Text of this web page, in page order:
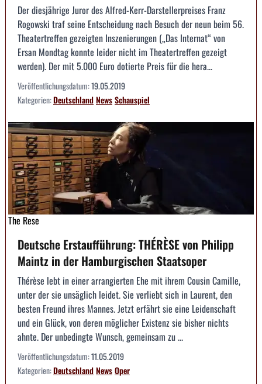
Der diesjährige Juror des Alfred-Kerr-Darstellerpreises Franz
Rogowski traf seine Entscheidung nach Besuch der neun beim 56.
Theatertreffen gezeigten Inszenierungen („Das Internat“ von
Ersan Mondtag konnte leider nicht im Theatertreffen gezeigt
werden). Der mit 5.000 Euro dotierte Preis für die hera...
Veröffentlichungsdatum:19.05.2019
Kategorien:DeutschlandNewsSchauspiel
The Rese
Deutsche Erstaufführung: THÉRÈSE von Philipp
Maintz in der Hamburgischen Staatsoper
Thérèse lebt in einer arrangierten Ehe mit ihrem Cousin Camille,
unter der sie unsäglich leidet. Sie verliebt sich in Laurent, den
besten Freund ihres Mannes. Jetzt erfährt sie eine Leidenschaft
und ein Glück, von deren möglicher Existenz sie bisher nichts
ahnte. Der unbedingte Wunsch, gemeinsam zu ...
Veröffentlichungsdatum:11.05.2019
Kategorien:DeutschlandNewsOper